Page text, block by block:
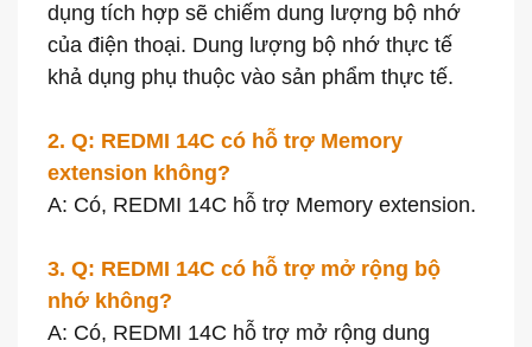
dụng tích hợp sẽ chiếm dung lượng bộ nhớ
của điện thoại. Dung lượng bộ nhớ thực tế
khả dụng phụ thuộc vào sản phẩm thực tế.
2. Q: REDMI 14C có hỗ trợ Memory
extension không?
A: Có, REDMI 14C hỗ trợ Memory extension.
3. Q: REDMI 14C có hỗ trợ mở rộng bộ
nhớ không?
A: Có, REDMI 14C hỗ trợ mở rộng dung